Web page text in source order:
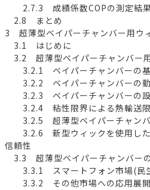
2.7.3 成績係数COPの測定結果
2.8 まとめ
3 超薄型ベイパーチャンバー用ウ
3.1 はじめに
3.2 超薄型ベイパーチャンバー
3.2.1 ベイパーチャンバーの基
3.2.2 ベイパーチャンバーの動
3.2.3 ベイパーチャンバーの
3.2.4 粘性限界による熱輸送
3.2.5 超薄型ベイパーチャンバ
3.2.6 新型ウィックを使用した
信頼性
3.3 超薄型ベイパーチャンバー
3.3.1 スマートフォン市場(民
3.3.2 その他市場への応用展開